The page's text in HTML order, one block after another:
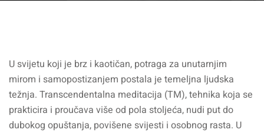
U svijetu koji je brz i kaotičan, potraga za unutarnjim
mirom i samopostizanjem postala je temeljna ljudska
težnja. Transcendentalna meditacija (TM), tehnika koja se
prakticira i proučava više od pola stoljeća, nudi put do
dubokog opuštanja, povišene svijesti i osobnog rasta. U